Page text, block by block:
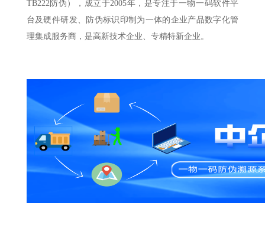
TB222防伪），成立于2005年，是专注于一物一码软件平
台及硬件研发、防伪标识印制为一体的企业产品数字化管
理集成服务商，是高新技术企业、专精特新企业。